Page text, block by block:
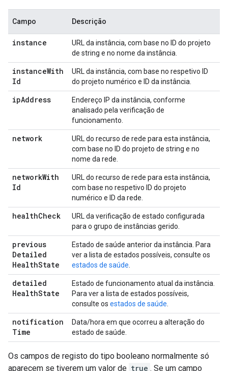
Campo Descrição
instance
URL da instância, com base no ID do projeto
de string e no nome da instância.
instanceWith
Id
URL da instância, com base no respetivo ID
do projeto numérico e ID da instância.
ipAddress
Endereço IP da instância, conforme
analisado pela verificação de
funcionamento.
network
URL do recurso de rede para esta instância,
com base no ID do projeto de string e no
nome da rede.
networkWith
Id
URL do recurso de rede para esta instância,
com base no respetivo ID do projeto
numérico e ID da rede.
healthCheck
URL da verificação de estado configurada
para o grupo de instâncias gerido.
previous
Detailed
HealthState
Estado de saúde anterior da instância. Para
ver a lista de estados possíveis, consulte os
estados de saúde
detailed
HealthState
Estado de funcionamento atual da instância.
Para ver a lista de estados possíveis,
consulte os estados de saúde
notification
Time
Data/hora em que ocorreu a alteração do
estado de saúde.
Os campos de registo do tipo booleano normalmente só
aparecem se tiverem um valor de true . Se um campo